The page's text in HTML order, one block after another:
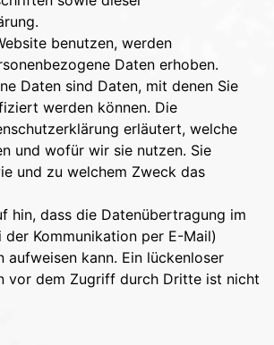
benutzen, werden
Daten erhoben.
Daten sind Daten, mit denen Sie
werden können. Die
erläutert, welche
und wofür wir sie nutzen. Sie
und zu welchem Zweck das
hin, dass die Datenübertragung im
der Kommunikation per E-Mail)
aufweisen kann. Ein lückenloser
vor dem Zugriff durch Dritte ist nicht